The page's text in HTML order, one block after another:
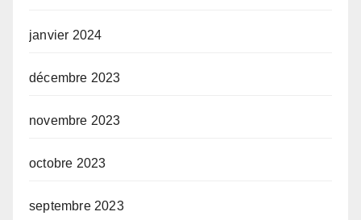
janvier 2024
décembre 2023
novembre 2023
octobre 2023
septembre 2023